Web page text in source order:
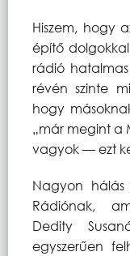
Hiszem, hogy
építő
rádió
révén szinte
hogy
„már megint a
vagyok — ezt
Nagyon
Rádiónak,
Dedity
egyszerűen